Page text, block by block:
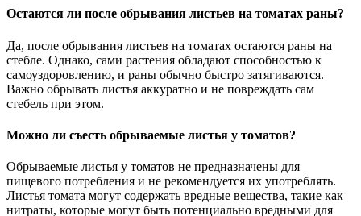
Остаются ли после обрывания листьев на томатах раны?
Да, после обрывания листьев на томатах остаются раны на
стебле. Однако, сами растения обладают способностью к
самоуздоровлению, и раны обычно быстро затягиваются.
Важно обрывать листья аккуратно и не повреждать сам
стебель при этом.
Можно ли съесть обрываемые листья у томатов?
Обрываемые листья у томатов не предназначены для
пищевого потребления и не рекомендуется их употреблять.
Листья томата могут содержать вредные вещества, такие как
нитраты, которые могут быть потенциально вредными для